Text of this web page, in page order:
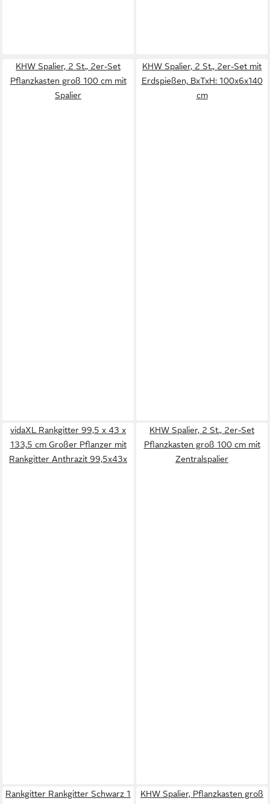
KHW Spalier, 2 St., 2er-Set
Pflanzkasten groß 100 cm mit
Spalier
KHW Spalier, 2 St., 2er-Set mit
Erdspießen, BxTxH: 100x6x140
cm
vidaXL Rankgitter 99,5 x 43 x
133,5 cm Großer Pflanzer mit
Rankgitter Anthrazit 99,5x43x
KHW Spalier, 2 St., 2er-Set
Pflanzkasten groß 100 cm mit
Zentralspalier
Rankgitter Rankgitter Schwarz 1
KHW Spalier, Pflanzkasten groß